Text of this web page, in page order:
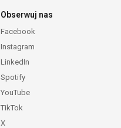
Obserwuj nas
Facebook
Instagram
LinkedIn
Spotify
YouTube
TikTok
X